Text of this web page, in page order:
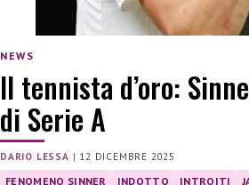
NEWS
Il tennista d’oro:
di Serie A
DARIO LESSA | 12 DICEMBRE 2025
FENOMENO SINNER INDOTTO INTROITI